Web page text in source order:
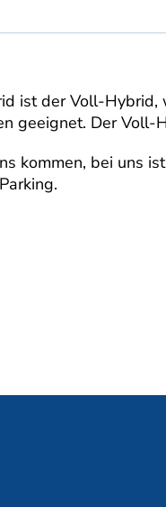
ist der Voll-Hybrid,
geeignet. Der
kommen, bei uns